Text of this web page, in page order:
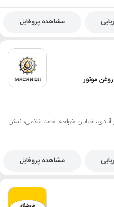
مشاهده پروفایل
موتور
20، محله فیروز آبادی، خیابان خواجه احمد غلامی، نبش
مشاهده پروفایل